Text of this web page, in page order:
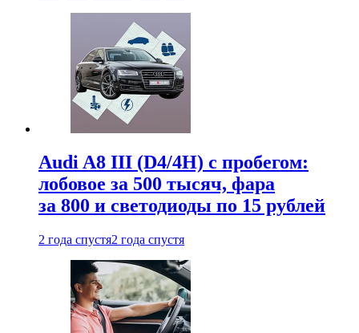
Audi A8 III (D4/4H) c пробегом:
лобовое за 500 тысяч, фара
за 800 и светодиоды по 15 рублей
2 года спустя2 года спустя